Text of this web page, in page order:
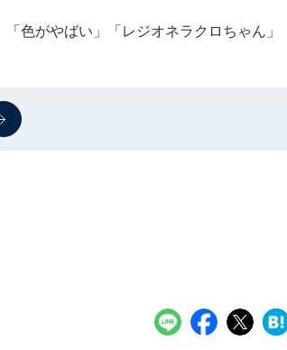
色がやばい」「レジオネラクロちゃん」